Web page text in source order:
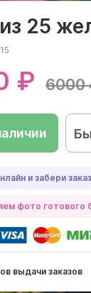
25
₽ 6000
и забери
фото готового
выдачи заказов